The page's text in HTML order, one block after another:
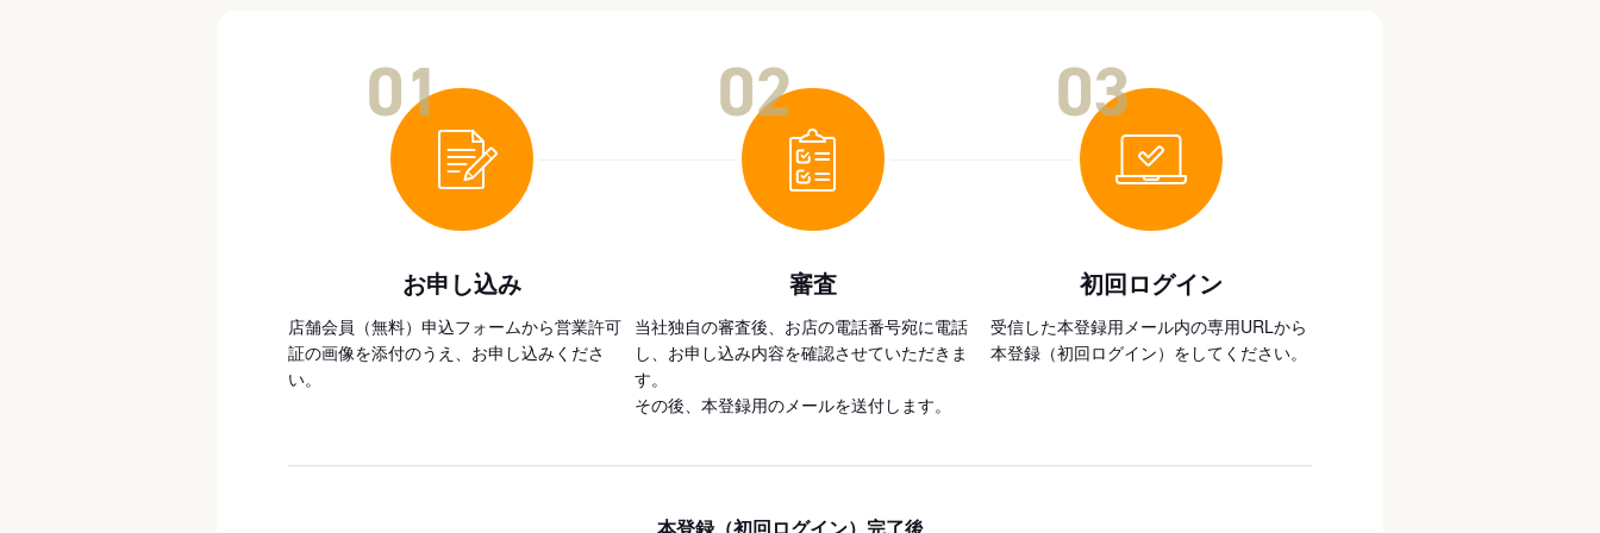
お申し込み
店舗会員（無料）申込フォームから営業許可
証の画像を添付のうえ、お申し込みくださ
い。
審査
当社独自の審査後、お店の電話番号宛に電話
し、お申し込み内容を確認させていただきま
す。
その後、本登録用のメールを送付します。
初回ログイン
受信した本登録用メール内の専用URLから
本登録（初回ログイン）をしてください。